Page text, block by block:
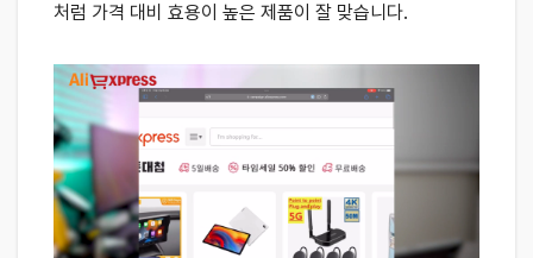
처럼 가격 대비 효용이 높은 제품이 잘 맞습니다.